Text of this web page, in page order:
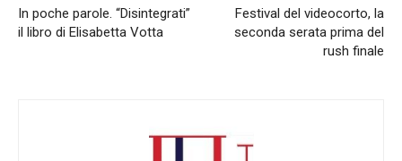
In poche parole. “Disintegrati”
il libro di Elisabetta Votta
Festival del videocorto, la
seconda serata prima del
rush finale